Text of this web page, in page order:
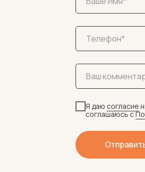
Я даю согласие
соглашаюсь c